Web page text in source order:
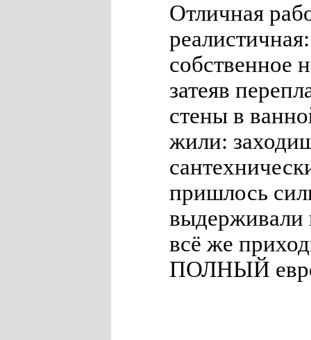
Отличная
собственное
затеяв
стены в
жили:
пришлось
выдерживали
всё же
ПОЛНЫЙ